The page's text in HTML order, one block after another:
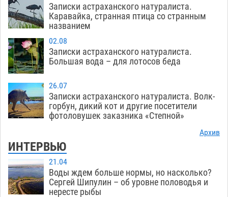
Записки астраханского натуралиста.
Каравайка, странная птица со странным
названием
02.08
Записки астраханского натуралиста.
Большая вода – для лотосов беда
26.07
Записки астраханского натуралиста. Волк-
горбун, дикий кот и другие посетители
фотоловушек заказника «Степной»
Архив
ИНТЕРВЬЮ
21.04
Воды ждем больше нормы, но насколько?
Сергей Шипулин – об уровне половодья и
нересте рыбы